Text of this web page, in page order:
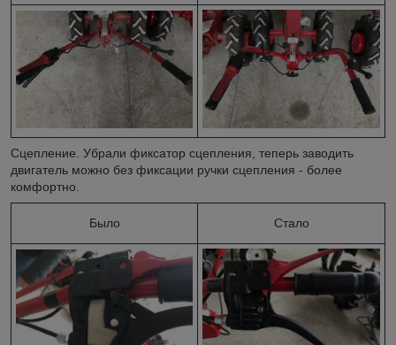
Сцепление. Убрали фиксатор сцепления, теперь заводить
двигатель можно без фиксации ручки сцепления - более
комфортно.
Было Стало